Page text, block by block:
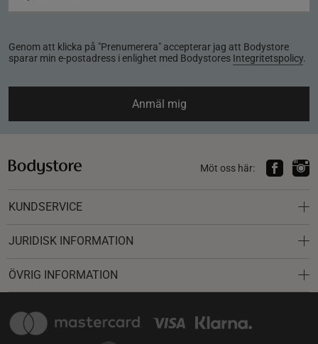
Genom att klicka på "Prenumerera" accepterar jag att Bodystore
sparar min e-postadress i enlighet med Bodystores Integritetspolicy.
Anmäl mig
Möt oss här:
KUNDSERVICE
JURIDISK INFORMATION
ÖVRIG INFORMATION